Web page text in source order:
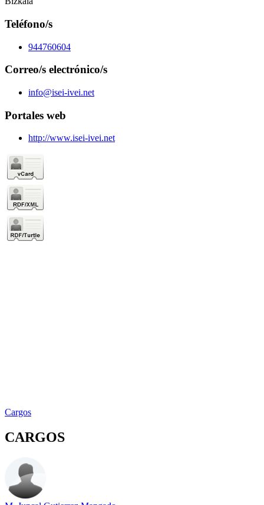
Teléfono/s
944760604
Correo/s electrónico/s
info@isei-ivei.net
Portales web
http://www.isei-ivei.net
Cargos
CARGOS